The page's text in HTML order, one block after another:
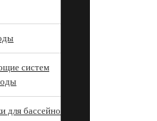
систем
для бассейнов